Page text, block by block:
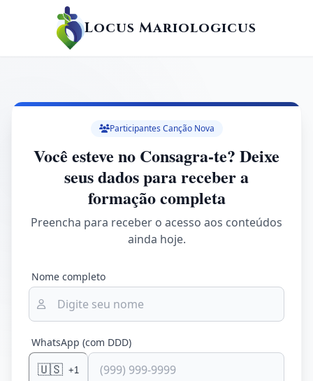
Locus Mariologicus
Participantes Canção Nova
Você esteve no Consagra-te? Deixe
seus dados para receber a
formação completa
Preencha para receber o acesso aos conteúdos
ainda hoje.
Nome completo
WhatsApp (com DDD)
🇺🇸 +1